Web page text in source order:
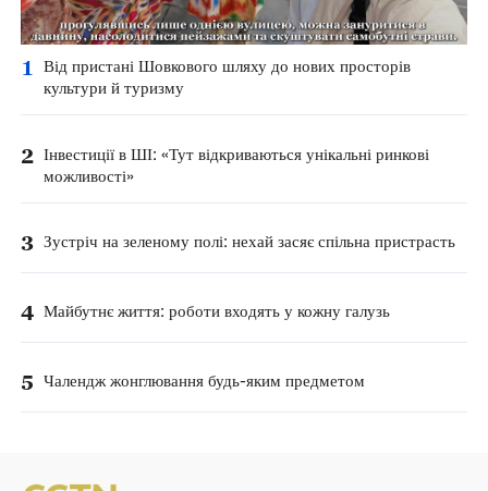
1
Від пристані Шовкового шляху до нових просторів
культури й туризму
2 Інвестиції в ШІ: «Тут відкриваються унікальні ринкові
можливості»
3 Зустріч на зеленому полі: нехай засяє спільна пристрасть
4 Майбутнє життя: роботи входять у кожну галузь
5 Чалендж жонглювання будь-яким предметом